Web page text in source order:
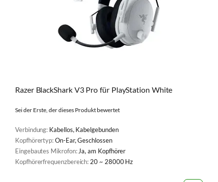
Razer BlackShark V3 Pro für PlayStation White
Sei der Erste, der dieses Produkt bewertet
Verbindung: Kabellos, Kabelgebunden
Kopfhörertyp:On-Ear, Geschlossen
Eingebautes Mikrofon:Ja, am Kopfhörer
Kopfhörerfrequenzbereich:20 ~ 28000 Hz